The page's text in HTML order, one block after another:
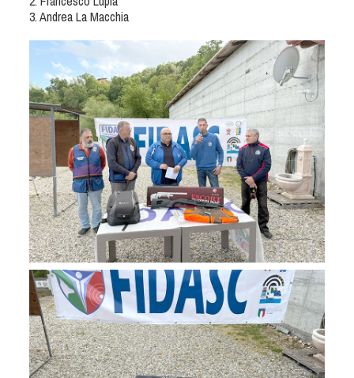
3. Andrea La Macchia
Sleddog